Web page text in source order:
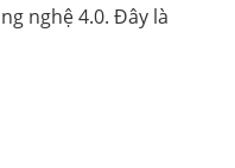
nghệ 4.0. Đây là